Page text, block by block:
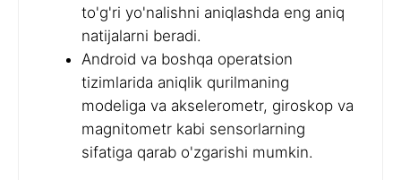
to'g'ri yo'nalishni aniqlashda eng aniq
natijalarni beradi.
Android va boshqa operatsion
tizimlarida aniqlik qurilmaning
modeliga va akselerometr, giroskop va
magnitometr kabi sensorlarning
sifatiga qarab o'zgarishi mumkin.